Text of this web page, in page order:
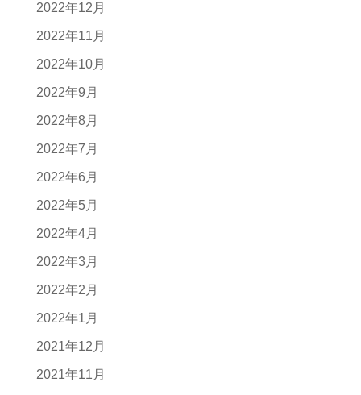
2022年12月
2022年11月
2022年10月
2022年9月
2022年8月
2022年7月
2022年6月
2022年5月
2022年4月
2022年3月
2022年2月
2022年1月
2021年12月
2021年11月